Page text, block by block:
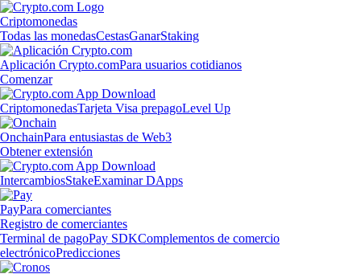
Criptomonedas
Todas las monedasCestasGanarStaking
Aplicación Crypto.comPara usuarios cotidianos
Comenzar
CriptomonedasTarjeta Visa prepagoLevel Up
OnchainPara entusiastas de Web3
Obtener extensión
IntercambiosStakeExaminar DApps
PayPara comerciantes
Registro de comerciantes
Terminal de pagoPay SDKComplementos de comercio
electrónicoPredicciones